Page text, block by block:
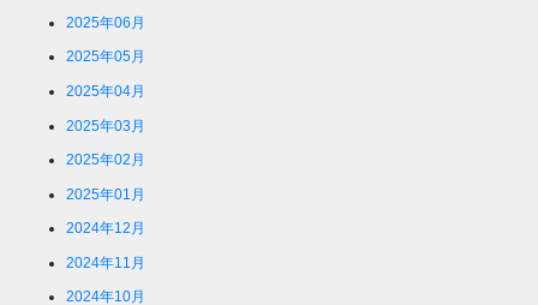
2025年06月
2025年05月
2025年04月
2025年03月
2025年02月
2025年01月
2024年12月
2024年11月
2024年10月